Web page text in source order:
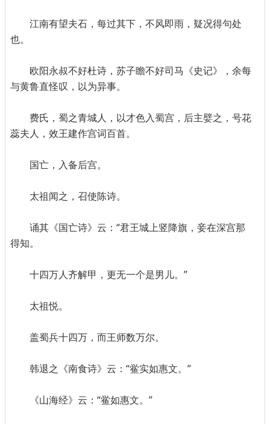
江南有望夫石，每过其下，不风即雨，疑况得句处
也。
欧阳永叔不好杜诗，苏子瞻不好司马《史记》，余每
与黄鲁直怪叹，以为异事。
费氏，蜀之青城人，以才色入蜀宫，后主嬖之，号花
蕊夫人，效王建作宫词百首。
国亡，入备后宫。
太祖闻之，召使陈诗。
诵其《国亡诗》云：“君王城上竖降旗，妾在深宫那
得知。
十四万人齐解甲，更无一个是男儿。”
太祖悦。
盖蜀兵十四万，而王师数万尔。
韩退之《南食诗》云：“鲎实如惠文。”
《山海经》云：“鲎如惠文。”